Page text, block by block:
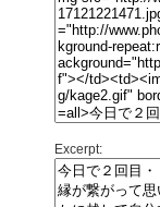
Excerpt: